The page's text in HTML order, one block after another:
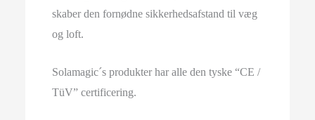
skaber den fornødne sikkerhedsafstand til væg
og loft.
Solamagic´s produkter har alle den tyske “CE /
TüV” certificering.